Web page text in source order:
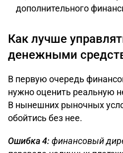
дополнительного
Как лучше
денежными
В первую очередь
нужно оценить реальную
В нынешних рыночных
обойтись без нее.
Ошибка 4: финансовый